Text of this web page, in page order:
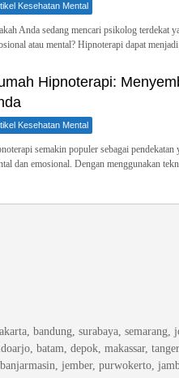
Kesehatan Mental
Anda sedang mencari psikolog terdekat
atau mental? Hipnoterapi dapat
Hipnoterapi:
Kesehatan Mental
semakin populer sebagai
dan emosional. Dengan menggunakan
bandung, surabaya, semarang,
batam, depok, makassar,
jember, purwokerto,